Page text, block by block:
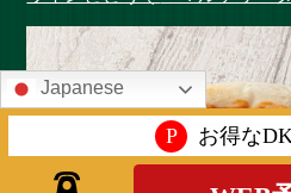
Japanese
P お得な